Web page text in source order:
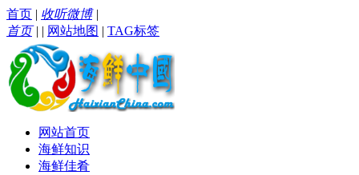
首页 | 收听微博|
首页| | 网站地图 | TAG标签
网站首页
海鲜知识
海鲜佳肴